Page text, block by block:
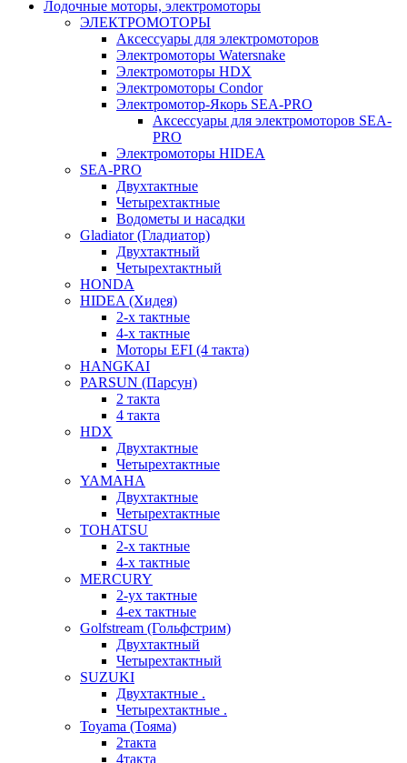
Лодочные моторы, электромоторы
ЭЛЕКТРОМОТОРЫ
Аксессуары для электромоторов
Электромоторы Watersnake
Электромоторы HDX
Электромоторы Condor
Электромотор-Якорь SEA-PRO
Аксессуары для электромоторов SEA-
PRO
Электромоторы HIDEA
SEA-PRO
Двухтактные
Четырехтактные
Водометы и насадки
Gladiator (Гладиатор)
Двухтактный
Четырехтактный
HONDA
HIDEA (Хидея)
2-х тактные
4-х тактные
Моторы EFI (4 такта)
HANGKAI
PARSUN (Парсун)
2 такта
4 такта
HDX
Двухтактные
Четырехтактные
YAMAHA
Двухтактные
Четырехтактные
TOHATSU
2-х тактные
4-х тактные
MERCURY
2-ух тактные
4-ех тактные
Golfstream (Гольфстрим)
Двухтактный
Четырехтактный
SUZUKI
Двухтактные .
Четырехтактные .
Toyama (Тояма)
2такта
4такта